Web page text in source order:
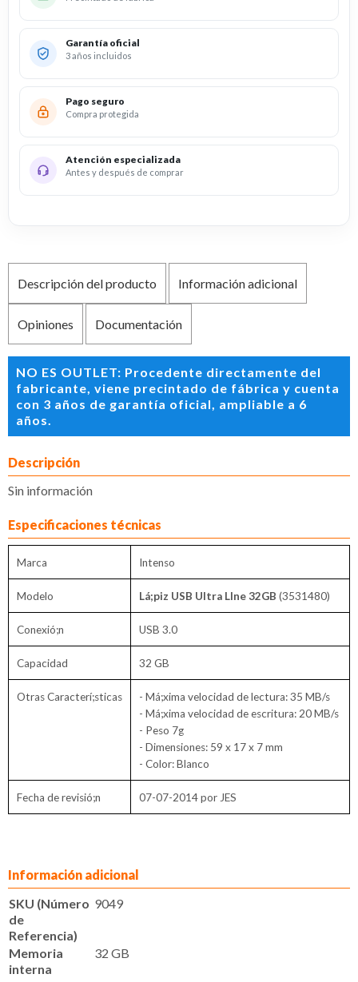
Garantía oficial
3 años incluidos
Pago seguro
Compra protegida
Atención especializada
Antes y después de comprar
Descripción del producto Información adicional
Opiniones Documentación
NO ES OUTLET: Procedente directamente del
fabricante, viene precintado de fábrica y cuenta
con 3 años de garantía oficial, ampliable a 6
años.
Descripción
Sin información
Especificaciones técnicas
Marca Intenso
Modelo Lá;piz USB Ultra LIne 32GB (3531480)
Conexió;n USB 3.0
Capacidad 32 GB
Otras Caracterí;sticas - Má;xima velocidad de lectura:35 MB/s
- Má;xima velocidad de escritura: 20 MB/s
- Peso 7g
- Dimensiones: 59 x 17 x 7 mm
- Color: Blanco
Fecha de revisió;n 07-07-2014 por JES
Información adicional
SKU (Número
de
Referencia)
9049
Memoria
interna
32 GB